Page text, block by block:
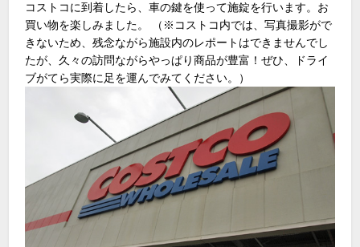
コストコに到着したら、車の鍵を使って施錠を行います。お
買い物を楽しみました。 （※コストコ内では、写真撮影がで
きないため、残念ながら施設内のレポートはできませんでし
たが、久々の訪問ながらやっぱり商品が豊富！ぜひ、ドライ
ブがてら実際に足を運んでみてください。）